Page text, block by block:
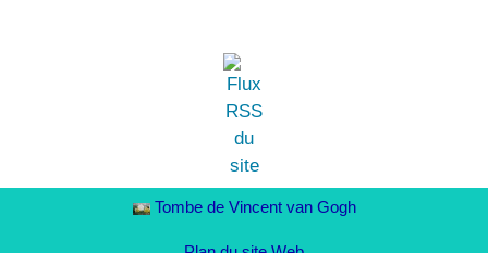
Tombe de Vincent van Gogh